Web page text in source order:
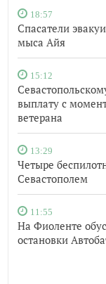
18:57
Спасатели
мыса Айя
15:12
выплату с
ветерана
13:29
Четыре
Севастополем
11:55
На Фиоленте
остановки